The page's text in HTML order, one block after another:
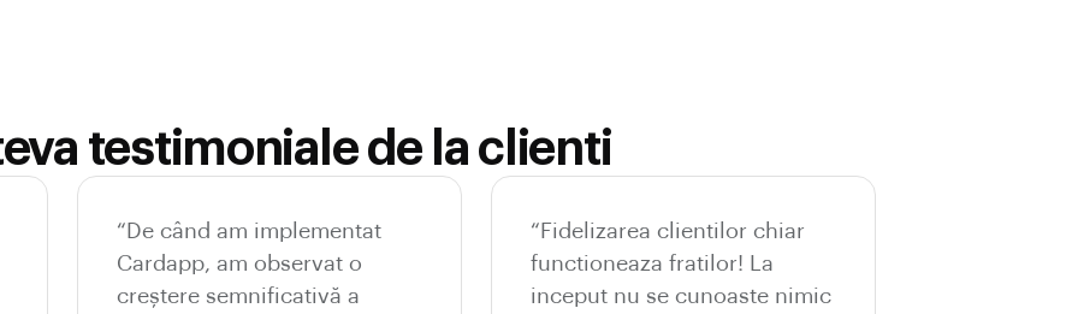
testimoniale de la clienti
“De când am implementat
Cardapp, am observat o
creștere semnificativă a
“Fidelizarea clientilor chiar
functioneaza fratilor! La
inceput nu se cunoaste nimic